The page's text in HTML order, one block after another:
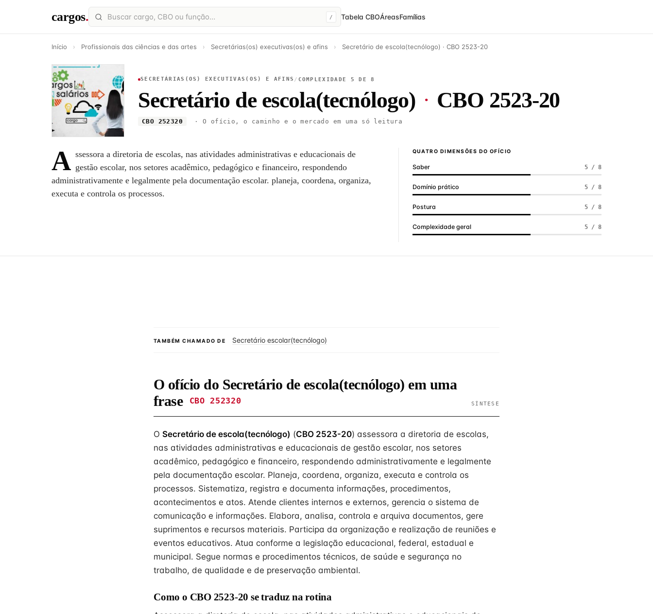
cargos. / Tabela CBOÁreasFamílias
Início › Profissionais das ciências e das artes › Secretárias(os) executivas(os) e afins › Secretário de escola(tecnólogo) · CBO 2523-20
SECRETÁRIAS(OS) EXECUTIVAS(OS) E AFINS / COMPLEXIDADE 5 DE 8
Secretário de escola(tecnólogo) · CBO 2523-20
CBO 252320 · O ofício, o caminho e o mercado em uma só leitura
A ssessora a diretoria de escolas, nas atividades administrativas e educacionais de
gestão escolar, nos setores acadêmico, pedagógico e financeiro, respondendo
administrativamente e legalmente pela documentação escolar. planeja, coordena, organiza,
executa e controla os processos.
QUATRO DIMENSÕES DO OFÍCIO
Saber 5 / 8
Domínio prático 5 / 8
Postura 5 / 8
Complexidade geral 5 / 8
TAMBÉM CHAMADO DE Secretário escolar(tecnólogo)
O ofício do Secretário de escola(tecnólogo) em uma
frase
CBO 252320 SÍNTESE
O Secretário de escola(tecnólogo) (CBO 2523-20) assessora a diretoria de escolas,
nas atividades administrativas e educacionais de gestão escolar, nos setores
acadêmico, pedagógico e financeiro, respondendo administrativamente e legalmente
pela documentação escolar. Planeja, coordena, organiza, executa e controla os
processos. Sistematiza, registra e documenta informações, procedimentos,
acontecimentos e atos. Atende clientes internos e externos, gerencia o sistema de
comunicação e informações. Elabora, analisa, controla e arquiva documentos, gere
suprimentos e recursos materiais. Participa da organização e realização de reuniões e
eventos educativos. Atua conforme a legislação educacional, federal, estadual e
municipal. Segue normas e procedimentos técnicos, de saúde e segurança no
trabalho, de qualidade e de preservação ambiental.
Como o CBO 2523-20 se traduz na rotina